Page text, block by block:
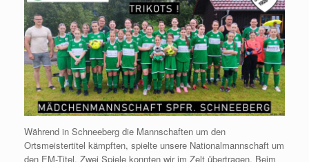
Während in Schneeberg die Mannschaften um den
Ortsmeistertitel kämpften, spielte unsere Nationalmannschaft um
den EM-Titel. Zwei Spiele konnten wir im Zelt übertragen. Beim